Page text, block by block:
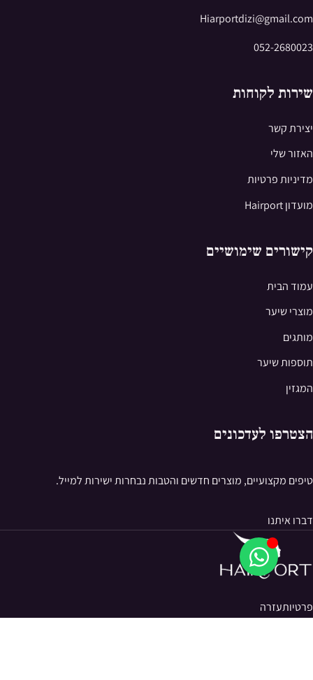
Hiarportdizi@gmail.com
052-2680023
שירות לקוחות
יצירת קשר
האזור שלי
מדיניות פרטיות
מועדון Hairport
קישורים שימושיים
עמוד הבית
מוצרי שיער
מותגים
תוספות שיער
המגזין
הצטרפו לעדכונים
טיפים מקצועיים, מוצרים חדשים והטבות נבחרות ישירות למייל.
דברו איתנו
פרטיותעזרה